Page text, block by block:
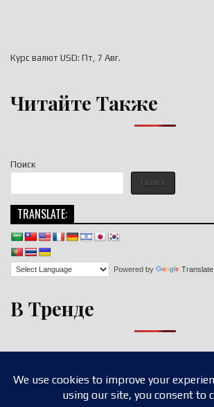
Поиск
Поиск
TRANSLATE:
Powered by Translate
В Тренде
Курс валют USD: Пт, 7 Авг.
Читайте Также
Design by ThemesDNA.com